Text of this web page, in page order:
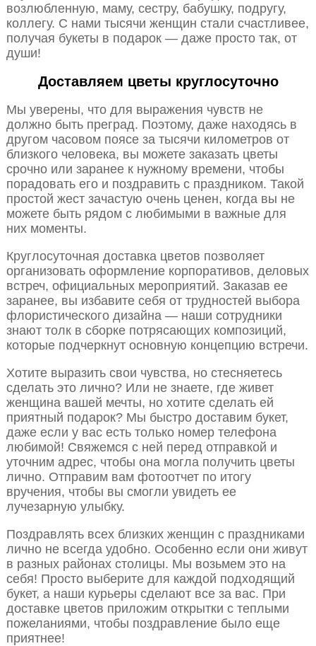
возлюбленную, маму, сестру, бабушку, подругу,
коллегу. С нами тысячи женщин стали счастливее,
получая букеты в подарок — даже просто так, от
души!
Доставляем цветы круглосуточно
Мы уверены, что для выражения чувств не
должно быть преград. Поэтому, даже находясь в
другом часовом поясе за тысячи километров от
близкого человека, вы можете заказать цветы
срочно или заранее к нужному времени, чтобы
порадовать его и поздравить с праздником. Такой
простой жест зачастую очень ценен, когда вы не
можете быть рядом с любимыми в важные для
них моменты.
Круглосуточная доставка цветов позволяет
организовать оформление корпоративов, деловых
встреч, официальных мероприятий. Заказав ее
заранее, вы избавите себя от трудностей выбора
флористического дизайна — наши сотрудники
знают толк в сборке потрясающих композиций,
которые подчеркнут основную концепцию встречи.
Хотите выразить свои чувства, но стесняетесь
сделать это лично? Или не знаете, где живет
женщина вашей мечты, но хотите сделать ей
приятный подарок? Мы быстро доставим букет,
даже если у вас есть только номер телефона
любимой! Свяжемся с ней перед отправкой и
уточним адрес, чтобы она могла получить цветы
лично. Отправим вам фотоотчет по итогу
вручения, чтобы вы смогли увидеть ее
лучезарную улыбку.
Поздравлять всех близких женщин с праздниками
лично не всегда удобно. Особенно если они живут
в разных районах столицы. Мы возьмем это на
себя! Просто выберите для каждой подходящий
букет, а наши курьеры сделают все за вас. При
доставке цветов приложим открытки с теплыми
пожеланиями, чтобы поздравление было еще
приятнее!